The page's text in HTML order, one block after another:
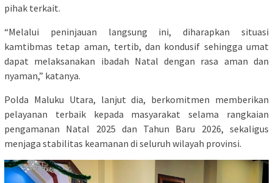
pihak terkait.
“Melalui peninjauan langsung ini, diharapkan situasi
kamtibmas tetap aman, tertib, dan kondusif sehingga umat
dapat melaksanakan ibadah Natal dengan rasa aman dan
nyaman,” katanya.
Polda Maluku Utara, lanjut dia, berkomitmen memberikan
pelayanan terbaik kepada masyarakat selama rangkaian
pengamanan Natal 2025 dan Tahun Baru 2026, sekaligus
menjaga stabilitas keamanan di seluruh wilayah provinsi.